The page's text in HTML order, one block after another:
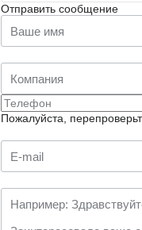
Отправить сообщение
Пожалуйста,